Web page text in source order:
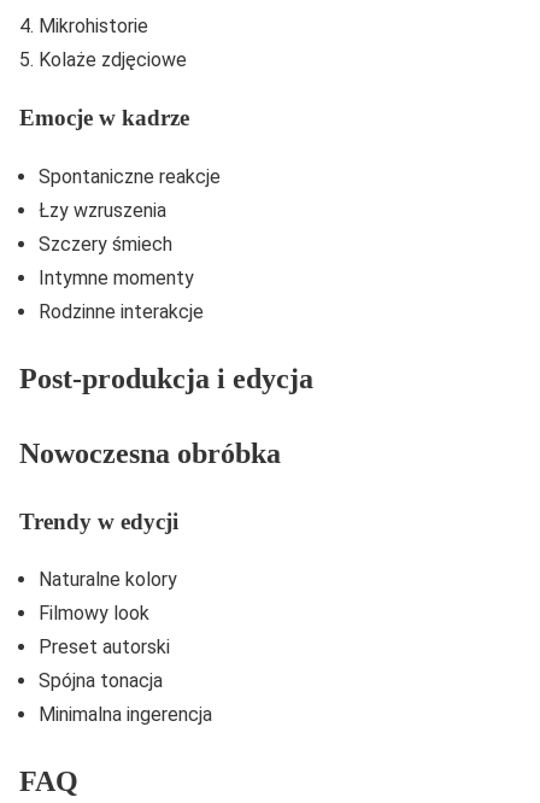
Mikrohistorie
Kolaże zdjęciowe
Emocje w kadrze
Spontaniczne reakcje
Łzy wzruszenia
Szczery śmiech
Intymne momenty
Rodzinne interakcje
Post-produkcja i edycja
Nowoczesna obróbka
Trendy w edycji
Naturalne kolory
Filmowy look
Preset autorski
Spójna tonacja
Minimalna ingerencja
FAQ